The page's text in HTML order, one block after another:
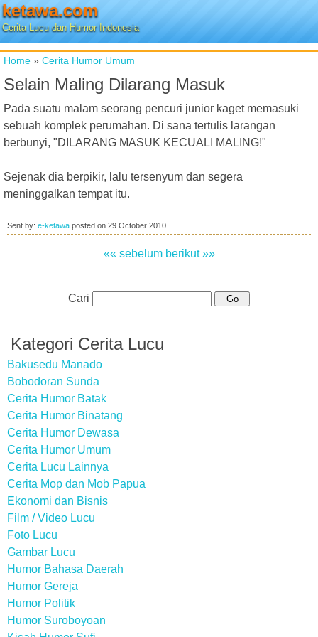
ketawa.com
Cerita Lucu dan Humor Indonesia
Home » Cerita Humor Umum
Selain Maling Dilarang Masuk
Pada suatu malam seorang pencuri junior kaget memasuki
sebuah komplek perumahan. Di sana tertulis larangan
berbunyi, "DILARANG MASUK KECUALI MALING!"
Sejenak dia berpikir, lalu tersenyum dan segera
meninggalkan tempat itu.
Sent by: e-ketawa posted on 29 October 2010
«« sebelum berikut »»
Cari
Kategori Cerita Lucu
Bakusedu Manado
Bobodoran Sunda
Cerita Humor Batak
Cerita Humor Binatang
Cerita Humor Dewasa
Cerita Humor Umum
Cerita Lucu Lainnya
Cerita Mop dan Mob Papua
Ekonomi dan Bisnis
Film / Video Lucu
Foto Lucu
Gambar Lucu
Humor Bahasa Daerah
Humor Gereja
Humor Politik
Humor Suroboyoan